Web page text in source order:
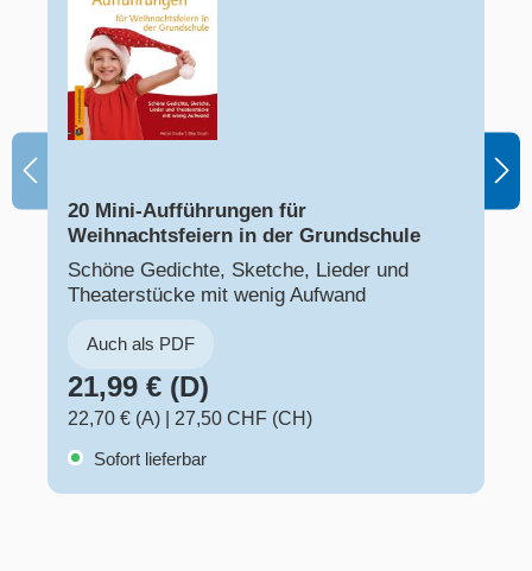
20 Mini-Aufführungen für
Weihnachtsfeiern in der Grundschule
Schöne Gedichte, Sketche, Lieder und
Theaterstücke mit wenig Aufwand
Auch als PDF
21,99 € (D)
22,70 € (A)
27,50 CHF (CH)
Sofort lieferbar